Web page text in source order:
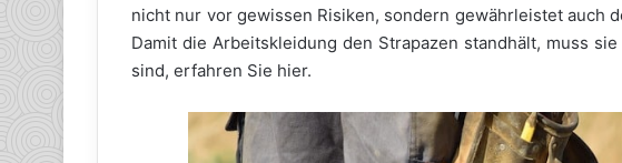
nicht nur vor gewissen Risiken, sondern gewährleistet auch
Damit die Arbeitskleidung den Strapazen standhält, muss
sind, erfahren Sie hier.